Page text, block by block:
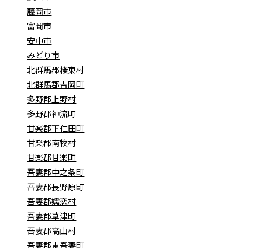
藤岡市
富岡市
安中市
みどり市
北群馬郡榛東村
北群馬郡吉岡町
多野郡上野村
多野郡神流町
甘楽郡下仁田町
甘楽郡南牧村
甘楽郡甘楽町
吾妻郡中之条町
吾妻郡長野原町
吾妻郡嬬恋村
吾妻郡草津町
吾妻郡高山村
吾妻郡東吾妻町